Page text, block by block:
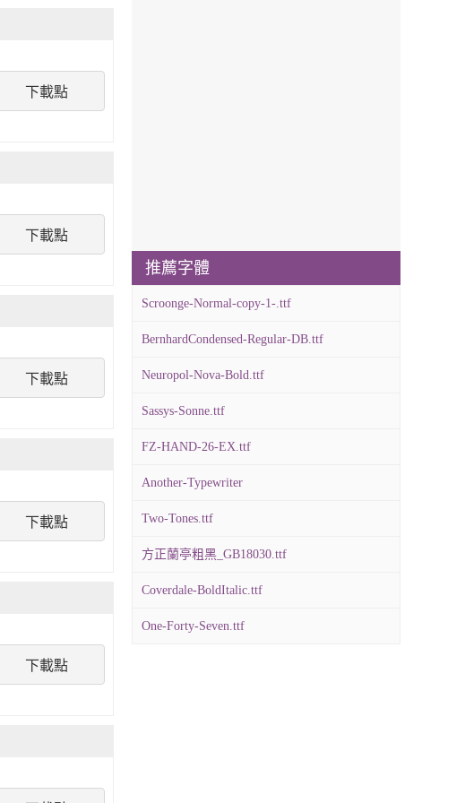
下載點
下載點
下載點
下載點
下載點
推薦字體
Scroonge-Normal-copy-1-.ttf
BernhardCondensed-Regular-DB.ttf
Neuropol-Nova-Bold.ttf
Sassys-Sonne.ttf
FZ-HAND-26-EX.ttf
Another-Typewriter
Two-Tones.ttf
方正蘭亭粗黑_GB18030.ttf
Coverdale-BoldItalic.ttf
One-Forty-Seven.ttf